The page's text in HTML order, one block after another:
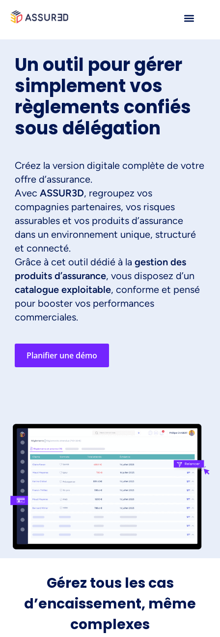
Un outil pour gérer
simplement vos
règlements confiés
sous délégation
Créez la version digitale complète de votre
offre d’assurance.
Avec ASSUR3D, regroupez vos
compagnies partenaires, vos risques
assurables et vos produits d’assurance
dans un environnement unique, structuré
et connecté.
Grâce à cet outil dédié à la gestion des
produits d’assurance, vous disposez d’un
catalogue exploitable, conforme et pensé
pour booster vos performances
commerciales.
Planifier une démo
Gérez tous les cas
d’encaissement, même
complexes